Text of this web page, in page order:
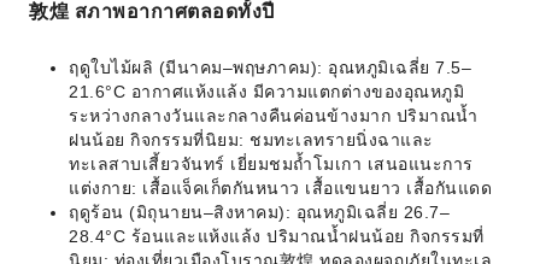
敦煌 สภาพอากาศตลอดทั้งปี
ฤดูใบไม้ผลิ (มีนาคม–พฤษภาคม): อุณหภูมิเฉลี่ย 7.5–
21.6°C อากาศแห้งแล้ง มีความแตกต่างของอุณหภูมิ
ระหว่างกลางวันและกลางคืนค่อนข้างมาก ปริมาณน้ำ
ฝนน้อย กิจกรรมที่นิยม: ชมทะเลทรายนิ่งฉาและ
ทะเลสาบเสี้ยวจันทร์ เยี่ยมชมถ้ำโมเกา เสนอแนะการ
แต่งกาย: เสื้อแจ็คเก็ตกันหนาว เสื้อแขนยาว เสื้อกันแดด
ฤดูร้อน (มิถุนายน–สิงหาคม): อุณหภูมิเฉลี่ย 26.7–
28.4°C ร้อนและแห้งแล้ง ปริมาณน้ำฝนน้อย กิจกรรมที่